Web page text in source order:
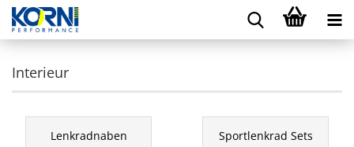
Interieur
Lenkradnaben Sportlenkrad Sets